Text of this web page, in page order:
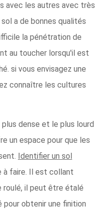
avec les autres avec très
a de bonnes qualités
la pénétration de
au toucher lorsqu'il est
si vous envisagez une
connaître les cultures
dense et le plus lourd
un espace pour que les
Identifier un sol
faire. Il est collant
roulé, il peut être étalé
obtenir une finition